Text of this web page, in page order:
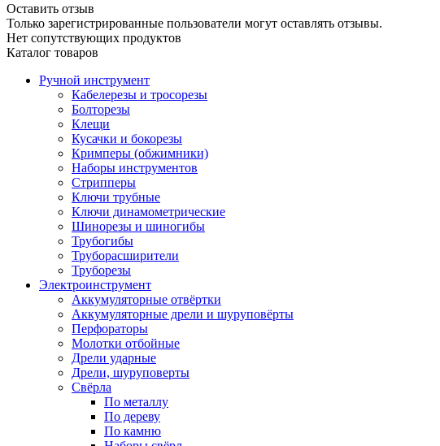
Оставить отзыв
Только зарегистрированные пользователи могут оставлять отзывы.
Нет сопутствующих продуктов
Каталог товаров
Ручной инструмент
Кабелерезы и тросорезы
Болторезы
Клещи
Кусачки и бокорезы
Кримперы (обжимники)
Наборы инструментов
Стрипперы
Ключи трубные
Ключи динамометрические
Шинорезы и шиногибы
Трубогибы
Труборасширители
Труборезы
Электроинструмент
Аккумуляторные отвёртки
Аккумуляторные дрели и шуруповёрты
Перфораторы
Молотки отбойные
Дрели ударные
Дрели, шуруповерты
Свёрла
По металлу
По дереву
По камню